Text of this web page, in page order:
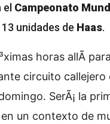
Campeonato
13 unidades de Haas.
horas allÃ­
circuito callejero
SerÃ¡ la
en un contexto de